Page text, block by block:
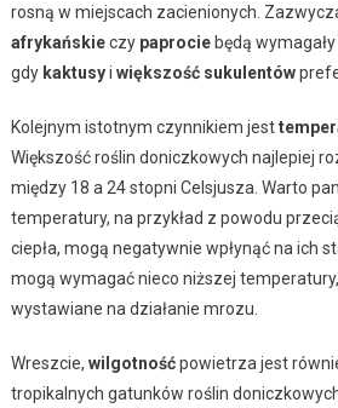
rosną w miejscach zacienionych.
afrykańskieczy paprociebędą
gdy kaktusyi większość sukulentów
Kolejnym istotnym czynnikiem jest
Większość roślin doniczkowych najlepiej
między 18 a 24 stopni Celsjusza. Warto
temperatury, na przykład z powodu
ciepła, mogą negatywnie wpłynąć na ich
mogą wymagać nieco niższej
wystawiane na działanie mrozu.
Wreszcie, wilgotnośćpowietrza jest
tropikalnych gatunków roślin